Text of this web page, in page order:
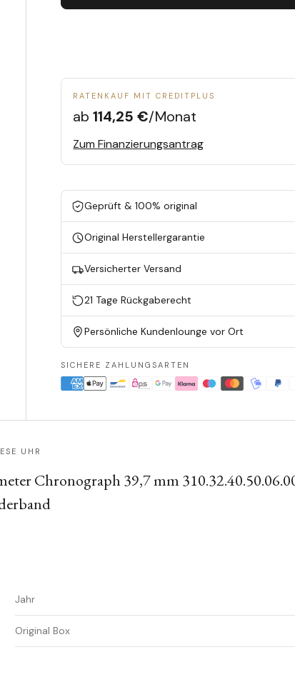
RATENKAUF MIT CREDITPLUS
ab114,25 €/Monat
Zum Finanzierungsantrag
Geprüft & 100% original
Original Herstellergarantie
Versicherter Versand
21 Tage Rückgaberecht
Persönliche Kundenlounge vor Ort
SICHERE ZAHLUNGSARTEN
UHR
Chronograph 39,7 mm
Jahr
Original Box